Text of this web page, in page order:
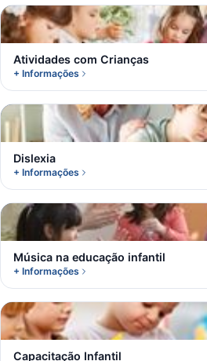
A
Atividades com Crianças
+ Informações
D
Dislexia
+ Informações
M
Música na educação infantil
+ Informações
C
Capacitação Infantil